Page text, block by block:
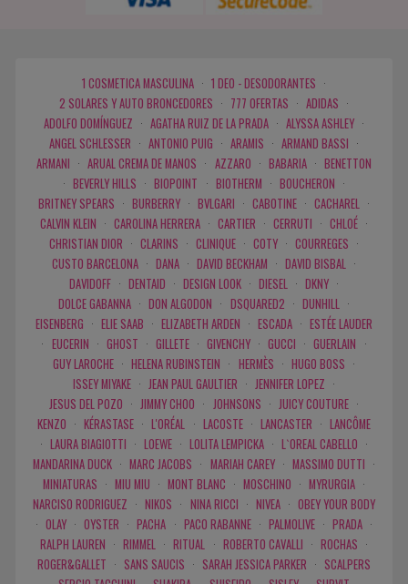
1 COSMETICA MASCULINA · 1 DEO - DESODORANTES ·
2 SOLARES Y AUTO BRONCEDORES · 777 OFERTAS · ADIDAS ·
ADOLFO DOMÍNGUEZ · AGATHA RUIZ DE LA PRADA · ALYSSA ASHLEY ·
ANGEL SCHLESSER · ANTONIO PUIG · ARAMIS · ARMAND BASSI ·
ARMANI · ARUAL CREMA DE MANOS · AZZARO · BABARIA · BENETTON
· BEVERLY HILLS · BIOPOINT · BIOTHERM · BOUCHERON ·
BRITNEY SPEARS · BURBERRY · BVLGARI · CABOTINE · CACHAREL ·
CALVIN KLEIN · CAROLINA HERRERA · CARTIER · CERRUTI · CHLOÉ ·
CHRISTIAN DIOR · CLARINS · CLINIQUE · COTY · COURREGES ·
CUSTO BARCELONA · DANA · DAVID BECKHAM · DAVID BISBAL ·
DAVIDOFF · DENTAID · DESIGN LOOK · DIESEL · DKNY ·
DOLCE GABANNA · DON ALGODON · DSQUARED2 · DUNHILL ·
EISENBERG · ELIE SAAB · ELIZABETH ARDEN · ESCADA · ESTÉE LAUDER
· EUCERIN · GHOST · GILLETE · GIVENCHY · GUCCI · GUERLAIN ·
GUY LAROCHE · HELENA RUBINSTEIN · HERMÈS · HUGO BOSS ·
ISSEY MIYAKE · JEAN PAUL GAULTIER · JENNIFER LOPEZ ·
JESUS DEL POZO · JIMMY CHOO · JOHNSONS · JUICY COUTURE ·
KENZO · KÉRASTASE · L'ORÉAL · LACOSTE · LANCASTER · LANCÔME
· LAURA BIAGIOTTI · LOEWE · LOLITA LEMPICKA · L`OREAL CABELLO ·
MANDARINA DUCK · MARC JACOBS · MARIAH CAREY · MASSIMO DUTTI ·
MINIATURAS · MIU MIU · MONT BLANC · MOSCHINO · MYRURGIA ·
NARCISO RODRIGUEZ · NIKOS · NINA RICCI · NIVEA · OBEY YOUR BODY
· OLAY · OYSTER · PACHA · PACO RABANNE · PALMOLIVE · PRADA ·
RALPH LAUREN · RIMMEL · RITUAL · ROBERTO CAVALLI · ROCHAS ·
ROGER&GALLET · SANS SAUCIS · SARAH JESSICA PARKER · SCALPERS